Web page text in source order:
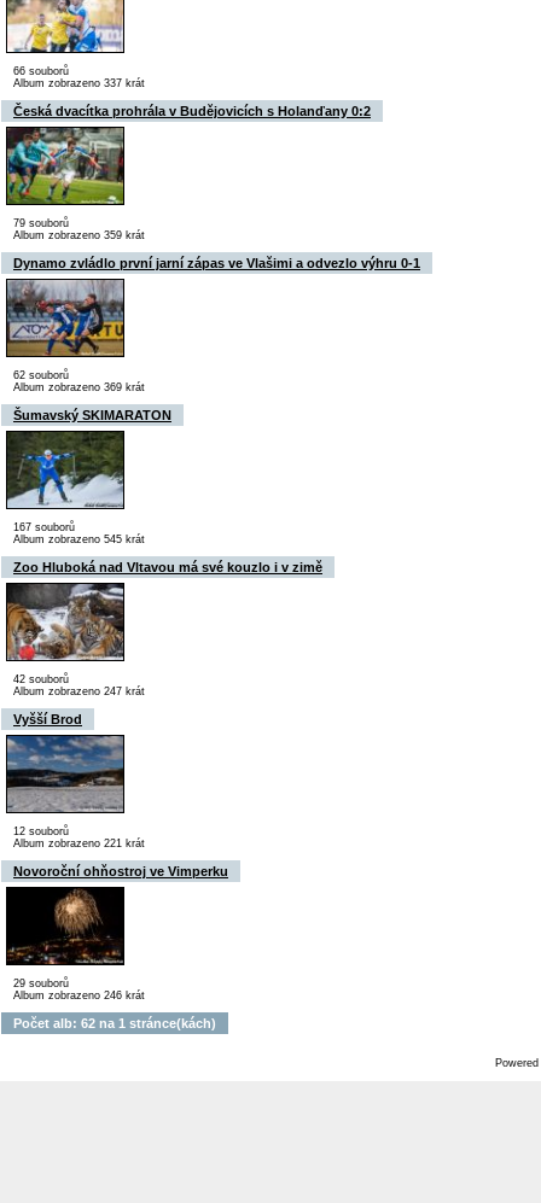
66 souborů
Album zobrazeno 337 krát
Česká dvacítka prohrála v Budějovicích s Holanďany 0:2
79 souborů
Album zobrazeno 359 krát
Dynamo zvládlo první jarní zápas ve Vlašimi a odvezlo výhru 0-1
62 souborů
Album zobrazeno 369 krát
Šumavský SKIMARATON
167 souborů
Album zobrazeno 545 krát
Zoo Hluboká nad Vltavou má své kouzlo i v zimě
42 souborů
Album zobrazeno 247 krát
Vyšší Brod
12 souborů
Album zobrazeno 221 krát
Novoroční ohňostroj ve Vimperku
29 souborů
Album zobrazeno 246 krát
Počet alb: 62 na 1 stránce(kách)